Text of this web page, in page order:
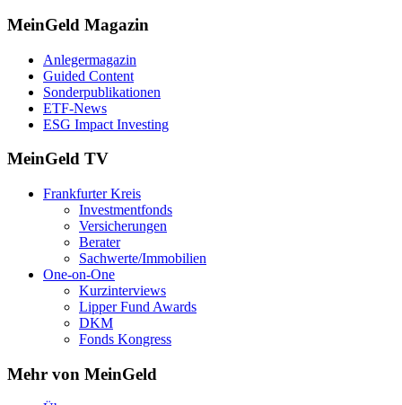
MeinGeld Magazin
Anlegermagazin
Guided Content
Sonderpublikationen
ETF-News
ESG Impact Investing
MeinGeld TV
Frankfurter Kreis
Investmentfonds
Versicherungen
Berater
Sachwerte/Immobilien
One-on-One
Kurzinterviews
Lipper Fund Awards
DKM
Fonds Kongress
Mehr von MeinGeld